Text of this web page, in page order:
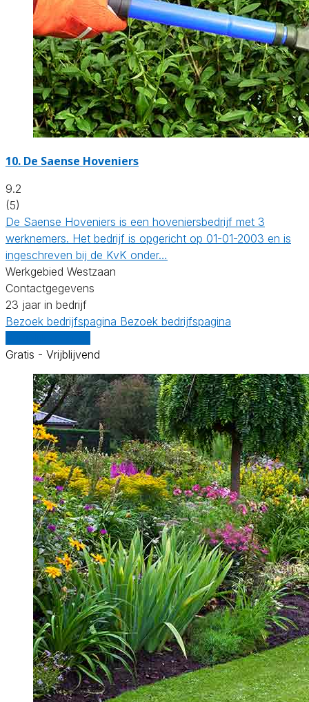
10. De Saense Hoveniers
9.2
(5)
De Saense Hoveniers is een hoveniersbedrijf met 3
werknemers. Het bedrijf is opgericht op 01-01-2003 en is
ingeschreven bij de KvK onder…
Werkgebied Westzaan
Contactgegevens
23 jaar in bedrijf
Bezoek bedrijfspagina Bezoek bedrijfspagina
Gratis - Vrijblijvend